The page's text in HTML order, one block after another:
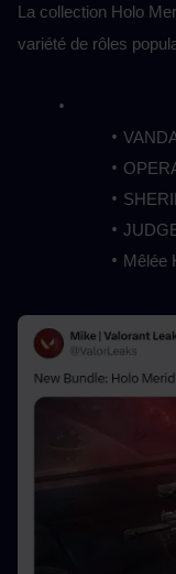
La collection Holo
variété de rôles
Mêlée